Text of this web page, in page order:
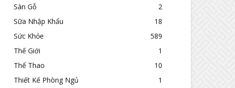
Sàn Gỗ
2
Sữa Nhập Khẩu
18
Sức Khỏe
589
Thế Giới
1
Thể Thao
10
Thiết Kế Phòng Ngủ
1